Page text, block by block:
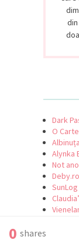
din
Dark
O Carte
Alynka
Not
Deby.ro
SunLog
0 shares